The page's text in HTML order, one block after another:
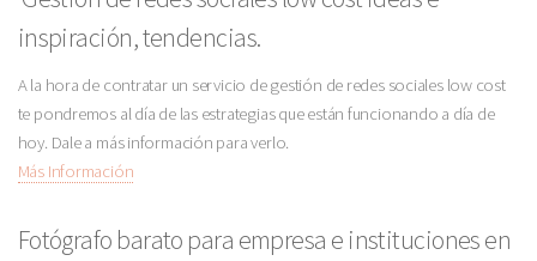
inspiración, tendencias.
A la hora de contratar un servicio de gestión de redes sociales low cost
te pondremos al día de las estrategias que están funcionando a día de
hoy. Dale a más información para verlo.
Más Información
Fotógrafo barato para empresa e instituciones en